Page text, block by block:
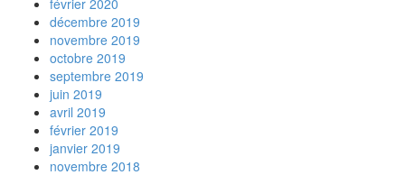
février 2020
décembre 2019
novembre 2019
octobre 2019
septembre 2019
juin 2019
avril 2019
février 2019
janvier 2019
novembre 2018